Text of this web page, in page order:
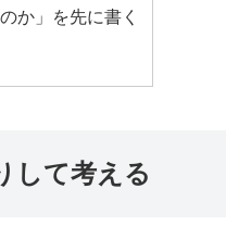
か」を先に書く
して考える